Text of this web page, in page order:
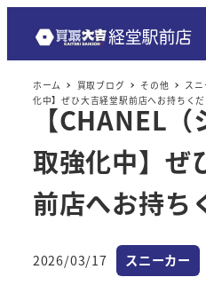
ホーム 買取ブログ その他 スニ
化中】ぜひ大吉経堂駅前店へお持ちくだ
【CHANEL
取強化中】ぜ
前店へお持ち
投稿日
2026/03/17 カテゴリー
スニーカー